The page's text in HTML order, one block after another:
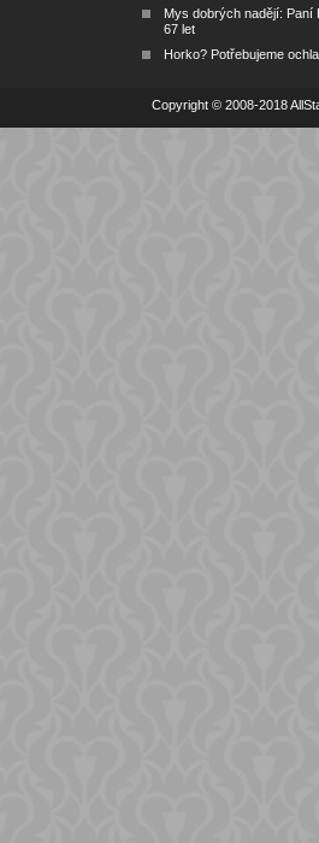
Mys dobrých nadějí: Paní
67 let
Horko? Potřebujeme
Copyright © 2008-2018